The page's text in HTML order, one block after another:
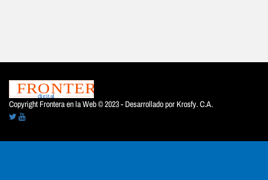
Copyright Frontera en la Web © 2023 - Desarrollado por Krosfy. C.A.